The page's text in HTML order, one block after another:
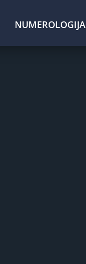
NUMEROLOGIJA